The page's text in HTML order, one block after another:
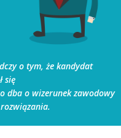
o tym, że kandydat
się
dba o wizerunek zawodowy